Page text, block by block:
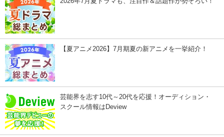
【夏アニメ2026】7月期夏の新アニメを一挙紹介！
芸能界を志す10代～20代を応援！オーディション・
スクール情報はDeview